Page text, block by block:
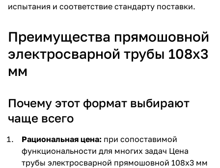
испытания и соответствие стандарту поставки.
Преимущества прямошовной
электросварной трубы 108х3
мм
Почему этот формат выбирают
чаще всего
Рациональная цена: при сопоставимой
функциональности для многих задач Цена
трубы электросварной прямошовной 108х3 мм